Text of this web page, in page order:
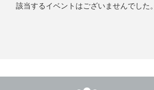
該当するイベントはございませんでした。